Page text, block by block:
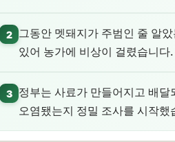
2
그동안 멧돼지가 주범인 줄 알
있어 농가에 비상이 걸렸습니다.
3
정부는 사료가 만들어지고 배달
오염됐는지 정밀 조사를 시작했